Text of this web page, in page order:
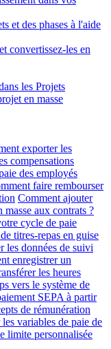
et des phases à l'aide
convertissez-les en
les Projets
en masse
exporter les
compensations
des employés
faire rembourser
Comment ajouter
masse aux contrats ?
cycle de paie
titres-repas en guise
les données de suivi
enregistrer un
les heures
vers le système de
SEPA à partir
de rémunération
variables de paie de
limite personnalisée